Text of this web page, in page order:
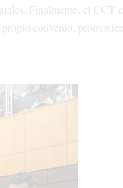
Finalmente, el CCT
convenio,